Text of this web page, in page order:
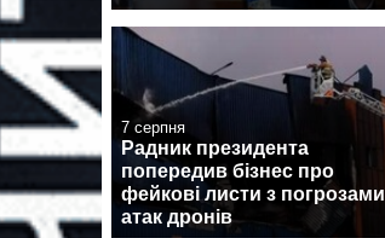
7 серпня
Радник президента
попередив бізнес про
фейкові листи з погрозами
атак дронів